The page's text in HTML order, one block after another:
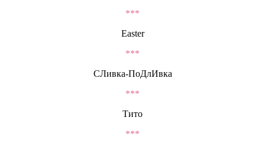
***
Easter
***
СЛивка-ПоДлИвка
***
Тито
***